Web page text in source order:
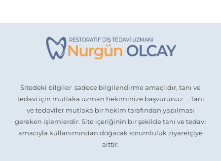
için
Sitedeki bilgiler sadece bilgilendirme amaçlıdır, tanı ve
tedavi için mutlaka uzman hekiminize başvurunuz. . Tanı
ve tedaviler mutlaka bir hekim tarafından yapılması
gereken işlemlerdir. Site içeriğinin bir şekilde tanı ve tedavi
amacıyla kullanımından doğacak sorumluluk ziyaretçiye
aittir.